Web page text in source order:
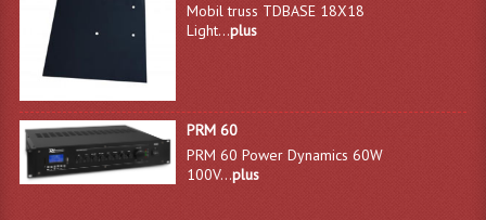
Multi-Effets, Reverbes Etc...
Peripheriques Traitements Et Accessoires
Portes Voix Mégaphones
Pupitre Pour Discours
Mobil truss TDBASE 18X18
Light...plus
PRM 60
PRM 60 Power Dynamics 60W
100V...plus